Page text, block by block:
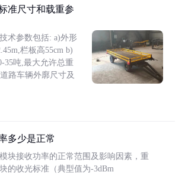
准尺寸和载重参
术参数包括: a)外形
栏板高55cm b)
35吨,最大允许总重
路车辆外廓尺寸及
多少是正常
块接收功率的正常范围及影响因素，重
的收光标准（典型值为-3dBm